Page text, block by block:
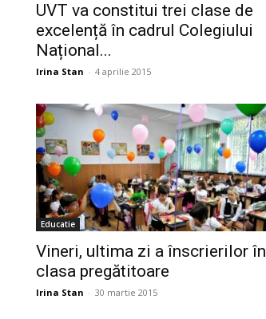
UVT va constitui trei clase de
excelență în cadrul Colegiului
Național...
Irina Stan - 4 aprilie 2015
Educatie
Vineri, ultima zi a înscrierilor în
clasa pregătitoare
Irina Stan - 30 martie 2015